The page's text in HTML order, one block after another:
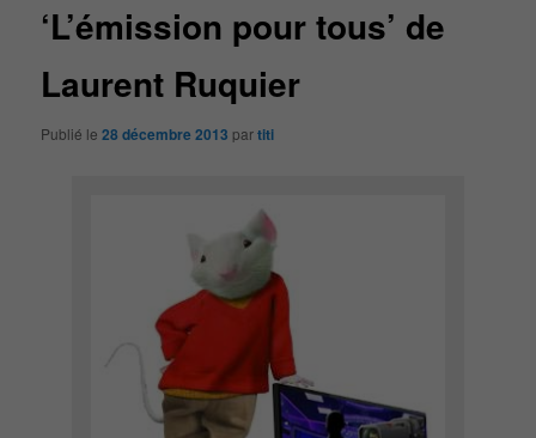
‘L’émission pour tous’ de
Laurent Ruquier
Publié le28 décembre 2013 partiti